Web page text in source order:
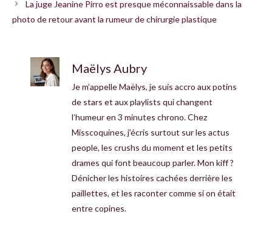
La juge Jeanine Pirro est presque méconnaissable dans la
photo de retour avant la rumeur de chirurgie plastique
Maëlys Aubry
Je m’appelle Maëlys, je suis accro aux potins
de stars et aux playlists qui changent
l’humeur en 3 minutes chrono. Chez
Misscoquines, j’écris surtout sur les actus
people, les crushs du moment et les petits
drames qui font beaucoup parler. Mon kiff ?
Dénicher les histoires cachées derrière les
paillettes, et les raconter comme si on était
entre copines.